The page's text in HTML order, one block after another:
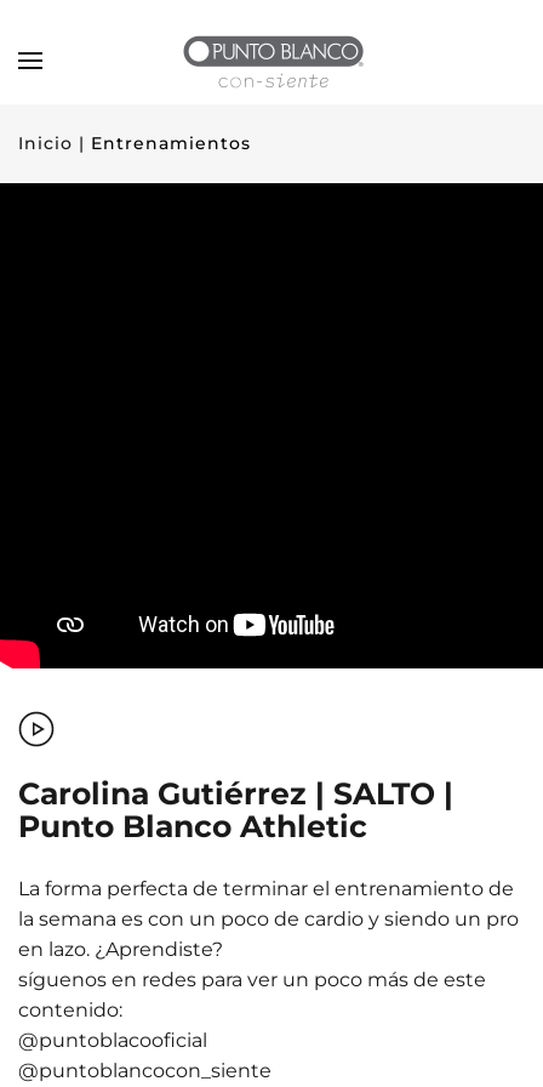
Inicio | Entrenamientos
Carolina Gutiérrez | SALTO |
Punto Blanco Athletic
La forma perfecta de terminar el entrenamiento de
la semana es con un poco de cardio y siendo un pro
en lazo. ¿Aprendiste?
síguenos en redes para ver un poco más de este
contenido:
@puntoblacooficial
@puntoblancocon_siente